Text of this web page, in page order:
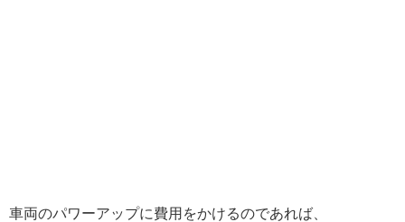
車両のパワーアップに費用をかけるのであれば、